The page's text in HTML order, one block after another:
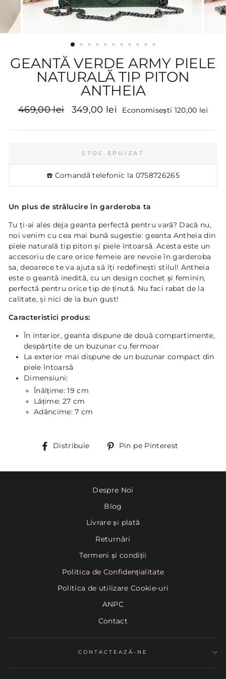
GEANTĂ VERDE ARMY PIELE
NATURALĂ TIP PITON
ANTHEIA
Preț
469,00 lei
Preț
349,00 lei Economisești 120,00 lei
STOC EPUIZAT
☎️ Comandă telefonic la 0758726265
Un plus de strălucire în garderoba ta
Tu ţi-ai ales deja geanta perfectă pentru vară? Dacă nu,
noi venim cu cea mai bună sugestie: geanta Antheia din
piele naturală tip piton și piele întoarsă. Acesta este un
accesoriu de care orice femeie are nevoie în garderoba
sa, deoarece te va ajuta să îţi redefineşti stilul! Antheia
este o geantă inedită, cu un design cochet și feminin,
perfectă pentru orice tip de ținută. Nu faci rabat de la
calitate, şi nici de la bun gust!
Caracteristici produs:
În interior, geanta dispune de două compartimente,
despărţite de un buzunar cu fermoar
La exterior mai dispune de un buzunar compact din
piele întoarsă
Dimensiuni:
Înălțime: 19 cm
Lățime: 27 cm
Adâncime: 7 cm
Distribuie DistribuiePin pe Pinterest
Despre Noi
Blog
Livrare și plată
Returnări
Termeni și condiții
Politica de Confidențialitate
Politica de utilizare Cookie-uri
ANPC
Contact
CONTACTEAZĂ-NE